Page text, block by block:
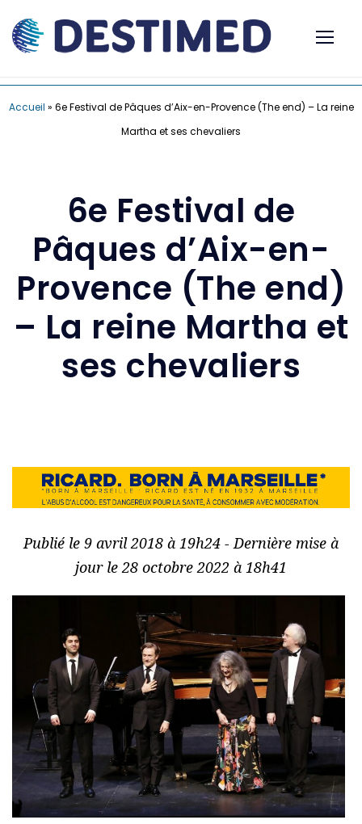
Accueil » 6e Festival de Pâques d’Aix-en-Provence (The end) – La reine
Martha et ses chevaliers
6e Festival de
Pâques d’Aix-en-
Provence (The end)
– La reine Martha et
ses chevaliers
Publié le 9 avril 2018 à 19h24 - Dernière mise à
jour le 28 octobre 2022 à 18h41